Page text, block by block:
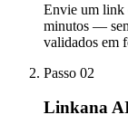
Envie um link
minutos —
validados em
Passo 02
Linkana